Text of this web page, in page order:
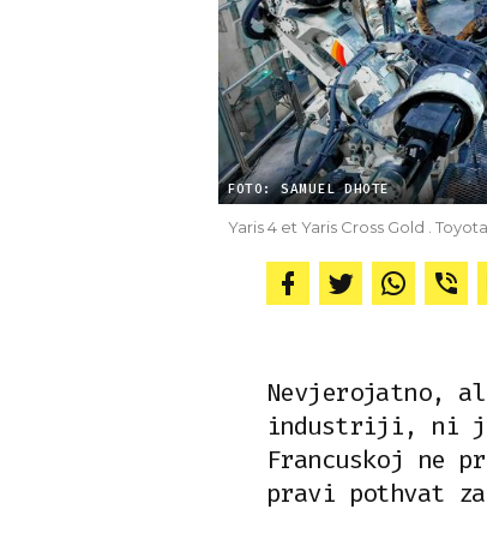
FOTO: SAMUEL DHOTE
Yaris 4 et Yaris Cross Gold .
Nevjerojatno,
industriji, ni
Francuskoj ne
pravi pothvat